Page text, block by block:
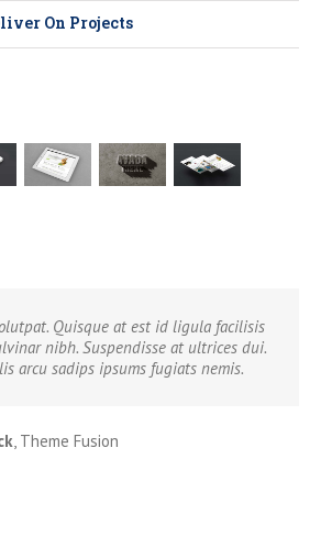
On Projects
Quisque at est id ligula facilisis
nibh. Suspendisse at ultrices dui.
arcu sadips ipsums fugiats nemis.
, Theme Fusion